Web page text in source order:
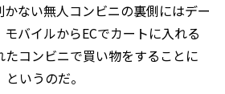
ない無人コンビニの裏側にはデー
バイルからECでカートに入れる
たコンビニで買い物をすることに
いうのだ。